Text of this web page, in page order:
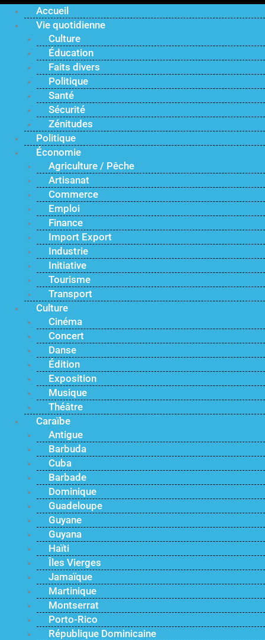
Accueil
Vie quotidienne
Culture
Éducation
Faits divers
Politique
Santé
Sécurité
Zénitudes
Politique
Économie
Agriculture / Pêche
Artisanat
Commerce
Emploi
Finance
Import Export
Industrie
Initiative
Tourisme
Transport
Culture
Cinéma
Concert
Danse
Édition
Exposition
Musique
Théâtre
Caraïbe
Antigue
Barbuda
Cuba
Barbade
Dominique
Guadeloupe
Guyane
Guyana
Haïti
Îles Vierges
Jamaïque
Martinique
Montserrat
Porto-Rico
République Dominicaine